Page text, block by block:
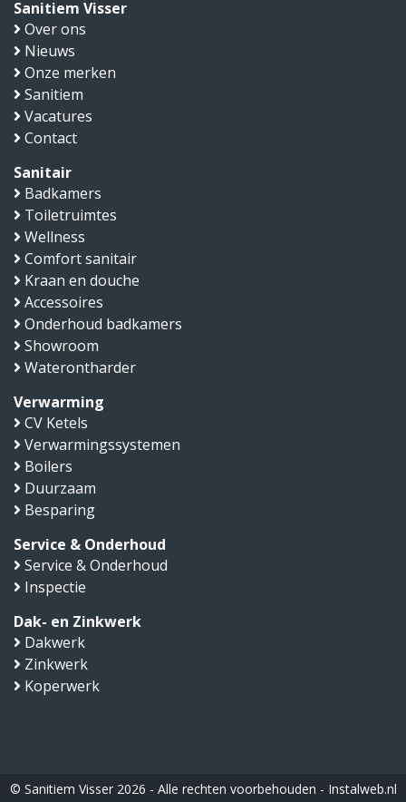
Sanitiem Visser
Over ons
Nieuws
Onze merken
Sanitiem
Vacatures
Contact
Sanitair
Badkamers
Toiletruimtes
Wellness
Comfort sanitair
Kraan en douche
Accessoires
Onderhoud badkamers
Showroom
Waterontharder
Verwarming
CV Ketels
Verwarmingssystemen
Boilers
Duurzaam
Besparing
Service & Onderhoud
Service & Onderhoud
Inspectie
Dak- en Zinkwerk
Dakwerk
Zinkwerk
Koperwerk
© Sanitiem Visser 2026 - Alle rechten voorbehouden - Instalweb.nl